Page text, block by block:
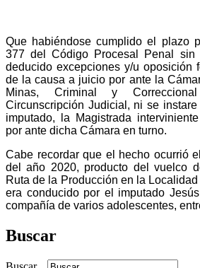
Que habiéndose cumplido el plazo
377 del Código Procesal Penal sin
deducido excepciones y/u oposición
de la causa a juicio por ante la
Minas, Criminal y
Circunscripción Judicial, ni se
imputado, la Magistrada
por ante dicha Cámara en turno.
Cabe recordar que el hecho ocurrió
del año 2020, producto del vuelco
Ruta de la Producción en la
era conducido por el imputado
compañía de varios adolescentes,
Buscar